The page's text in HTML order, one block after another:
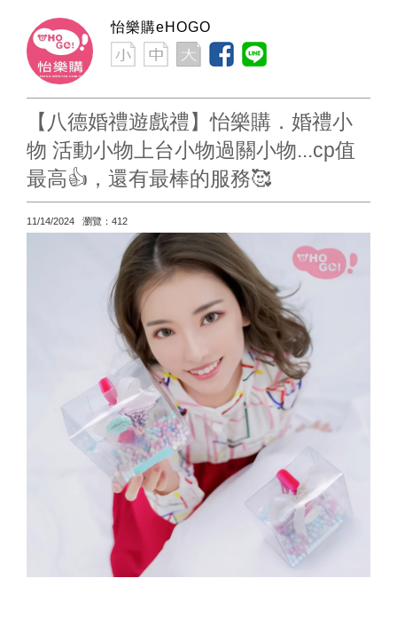
怡樂購eHOGO
【八德婚禮遊戲禮】怡樂購．婚禮小
物 活動小物上台小物過關小物...cp值
最高👍，還有最棒的服務🥰
11/14/2024 瀏覽：412